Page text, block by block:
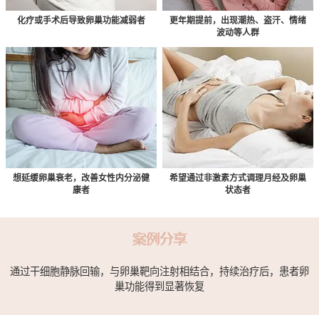
化疗或手术后导致卵巢功能减弱者
更年期提前，出现潮热、盗汗、情绪
波动等人群
想延缓卵巢衰老，改善女性内分泌健
康者
希望通过非激素方式调理月经及卵巢
状态者
案例分享
通过干细胞静脉回输，与卵巢靶向注射相结合，持续治疗后，患者卵
巢功能得到显著恢复